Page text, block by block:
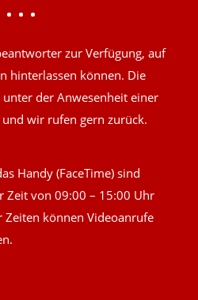
zur Verfügung, auf
hinterlassen können. Die
der Anwesenheit einer
wir rufen gern zurück.
Handy (FaceTime) sind
Zeit von 09:00 – 15:00 Uhr
können Videoanrufe